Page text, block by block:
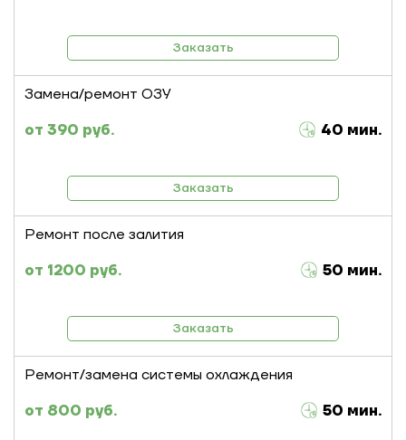
Заказать
Замена/ремонт ОЗУ
390 руб.
40 мин.
Заказать
Ремонт после залития
1200 руб.
50 мин.
Заказать
Ремонт/замена системы охлаждения
800 руб.
50 мин.